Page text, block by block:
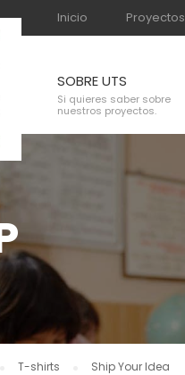
Inicio Proyectos
SOBRE UTS
Si quieres saber sobre
nuestros proyectos.
T-shirts Ship Your Idea